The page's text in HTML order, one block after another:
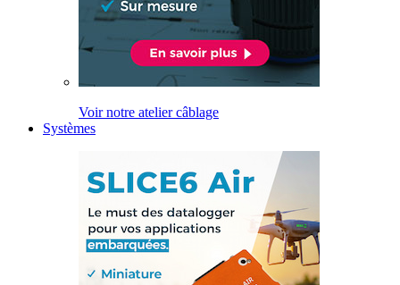
Voir notre atelier câblage
Systèmes